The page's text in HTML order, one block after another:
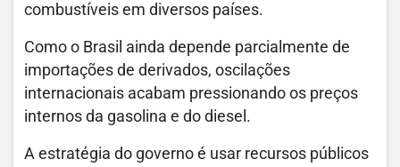
combustíveis em diversos países.
Como o Brasil ainda depende parcialmente de
importações de derivados, oscilações
internacionais acabam pressionando os preços
internos da gasolina e do diesel.
A estratégia do governo é usar recursos públicos